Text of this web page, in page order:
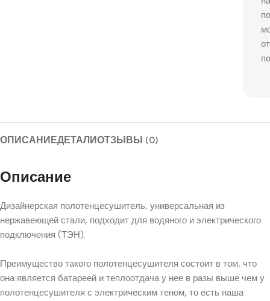
ОПИСАНИЕДЕТАЛИОТЗЫВЫ (0)
Описание
Дизайнерская полотенцесушитель, универсальная из
нержавеющей стали, подходит для водяного и электрического
подключения (ТЭН).
Преимущество такого полотенцесушителя состоит в том, что
она является батареей и теплоотдача у нее в разы выше чем у
полотенцесушителя с электрическим теном, то есть наша